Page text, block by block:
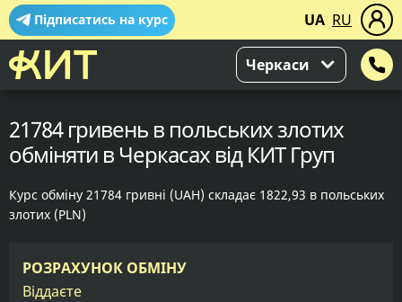
Підписатись на курс UA RU
Черкаси
21784 гривень в польських злотих
обміняти в Черкасах від КИТ Груп
Курс обміну 21784 гривні (UAH) складає 1822,93 в польських
злотих (PLN)
РОЗРАХУНОК ОБМІНУ
Віддаєте